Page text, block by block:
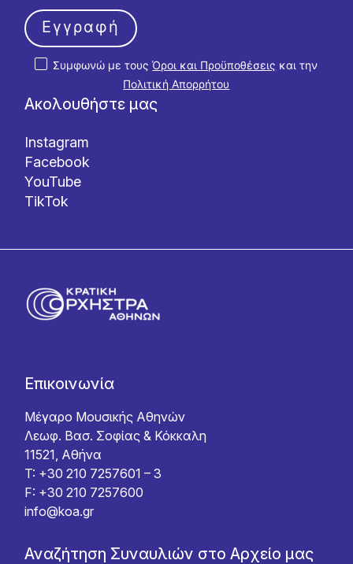
Ακολουθήστε μας
Instagram
Facebook
YouTube
TikTok
Συμφωνώ με τουςΌροι και Προϋποθέσεις και την
Πολιτική Απορρήτου
Εγγραφή
Επικοινωνία
Μέγαρο Μουσικής Αθηνών
Λεωφ. Βασ. Σοφίας & Κόκκαλη
11521, Αθήνα
T: +30 210 7257601 – 3
F: +30 210 7257600
info@koa.gr
Αναζήτηση Συναυλιών στο Αρχείο μας